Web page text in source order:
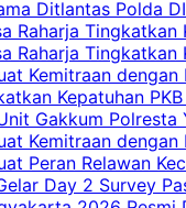
Ditlantas Polda
Raharja
Raharja
Kemitraan
Kepatuhan
Gakkum
Kemitraan
Peran Relawan
Day 2 Survey